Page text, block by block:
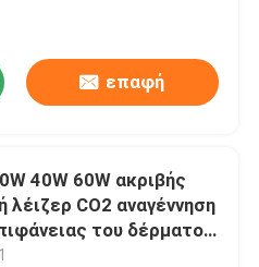
επαφή
40W 60W ακριβής
λέιζερ CO2 αναγέννηση
του δέρματος
περιοχές